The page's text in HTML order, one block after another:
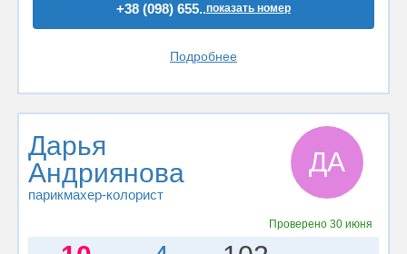
+38 (098) 655..показать номер
Подробнее
Дарья
Андриянова
парикмахер-колорист
ДА
Проверено 30 июня